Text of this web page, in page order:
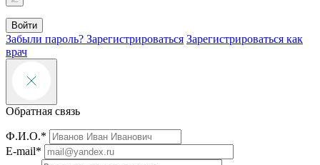
Войти
Забыли пароль? Зарегистрироваться Зарегистрироваться как
врач
Обратная связь
Ф.И.О.*
E-mail*